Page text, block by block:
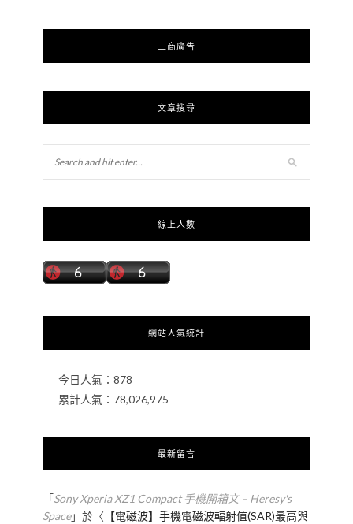
工商廣告
文章搜尋
線上人數
網站人氣統計
今日人氣： 878
累計人氣： 78,026,975
最新留言
「Sony Xperia XZ1 Compact 手機開箱文 – Heresy's
Space」於〈 【電磁波】手機電磁波輻射值(SAR)最高與